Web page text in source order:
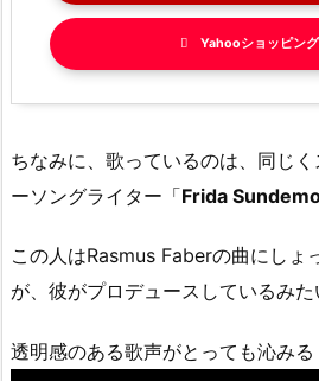
Yahooショッピング
ちなみに、歌っているのは、同じ
ーソングライター「Frida
この人はRasmus Faberの曲にしょ
が、彼がプロデュースしているみた
透明感のある歌声がとっても沁みる